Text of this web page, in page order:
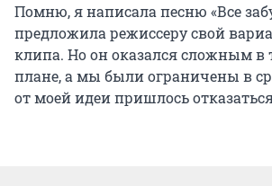
Помню, я написала песню «Все
предложила режиссеру свой
клипа. Но он оказался сложным в
плане, а мы были ограничены в
от моей идеи пришлось